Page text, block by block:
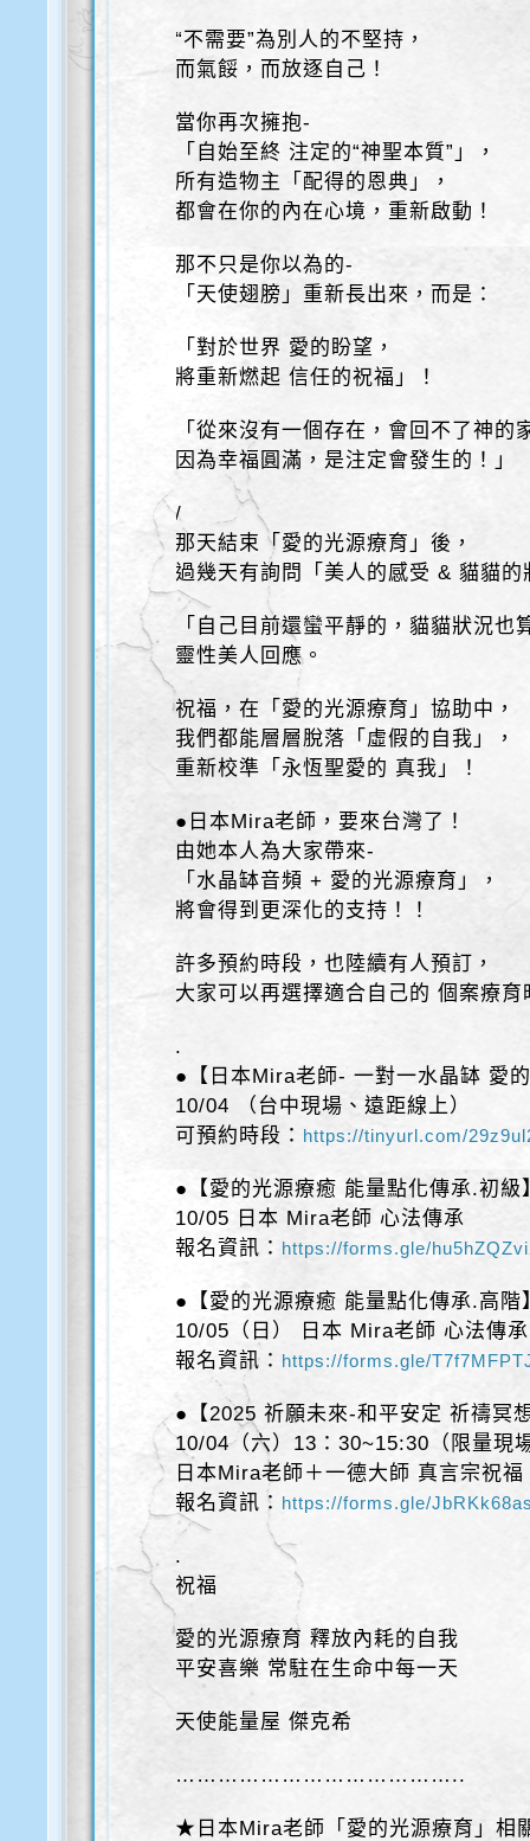
“不需要”為別人的不堅持，
而氣餒，而放逐自己！
當你再次擁抱-
「自始至終 注定的“神聖本質”」，
所有造物主「配得的恩典」，
都會在你的內在心境，重新啟動！
那不只是你以為的-
「天使翅膀」重新長出來，而是：
「對於世界 愛的盼望，
將重新燃起 信任的祝福」！
「從來沒有一個存在，會回不了神的
因為幸福圓滿，是注定會發生的！」
/
那天結束「愛的光源療育」後，
過幾天有詢問「美人的感受 & 貓貓的
「自己目前還蠻平靜的，貓貓狀況也
靈性美人回應。
祝福，在「愛的光源療育」協助中，
我們都能層層脫落「虛假的自我」，
重新校準「永恆聖愛的 真我」！
●日本Mira老師，要來台灣了！
由她本人為大家帶來-
「水晶缽音頻 + 愛的光源療育」，
將會得到更深化的支持！！
許多預約時段，也陸續有人預訂，
大家可以再選擇適合自己的 個案療育
.
●【日本Mira老師- 一對一水晶缽 愛
10/04 （台中現場、遠距線上）
可預約時段： https://tinyurl.com/
●【愛的光源療癒 能量點化傳承.初級
10/05 日本 Mira老師 心法傳承
報名資訊： https://forms.gle/
●【愛的光源療癒 能量點化傳承.高階
10/05（日） 日本 Mira老師 心法傳承
報名資訊： https://forms.gle/
●【2025 祈願未來-和平安定 祈禱冥
10/04（六）13：30~15:30（限量現
日本Mira老師＋一德大師 真言宗祝福
報名資訊： https://forms.gle/
.
祝福
愛的光源療育 釋放內耗的自我
平安喜樂 常駐在生命中每一天
天使能量屋 傑克希
…………………………………..
★日本Mira老師「愛的光源療育」相